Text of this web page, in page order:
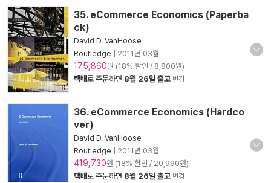
35. eCommerce Economics (Paperba
ck)
David D. VanHoose
Routledge
2011년 03월
175,860원 (18% 할인 / 8,800원)
택배로 주문하면 8월 26일 출고 변경
36. eCommerce Economics (Hardco
ver)
David D. VanHoose
Routledge
2011년 03월
419,730원 (18% 할인 / 20,990원)
택배로 주문하면 8월 26일 출고 변경